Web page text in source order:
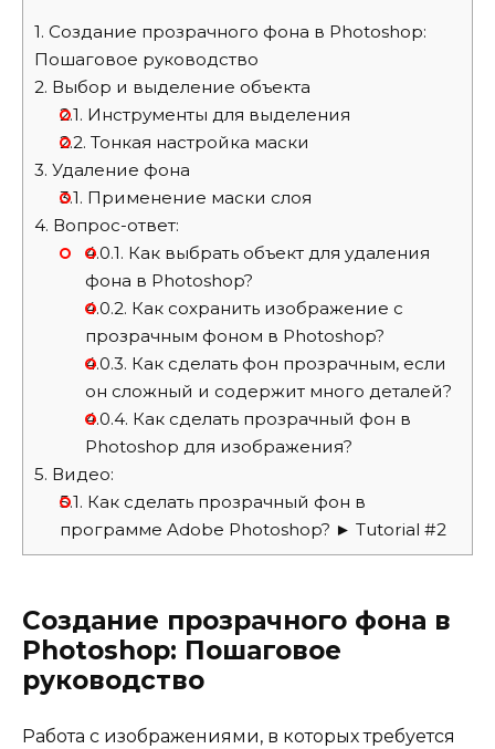
1. Создание прозрачного фона в Photoshop:
Пошаговое руководство
2. Выбор и выделение объекта
2.1. Инструменты для выделения
2.2. Тонкая настройка маски
3. Удаление фона
3.1. Применение маски слоя
4. Вопрос-ответ:
4.0.1. Как выбрать объект для удаления
фона в Photoshop?
4.0.2. Как сохранить изображение с
прозрачным фоном в Photoshop?
4.0.3. Как сделать фон прозрачным, если
он сложный и содержит много деталей?
4.0.4. Как сделать прозрачный фон в
Photoshop для изображения?
5. Видео:
5.1. Как сделать прозрачный фон в
программе Adobe Photoshop? ► Tutorial #2
Создание прозрачного фона в
Photoshop: Пошаговое
руководство
Работа с изображениями, в которых требуется